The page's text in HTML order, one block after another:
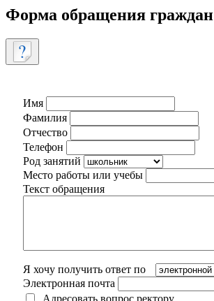
Форма обращения граждан
Имя
Фамилия
Отчество
Телефон
Род занятий
Место работы или учебы
Текст обращения
Я хочу получить ответ по
Электронная почта